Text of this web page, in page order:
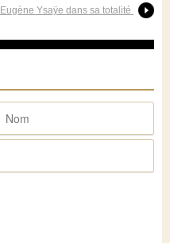
Eugène Ysaÿe dans sa totalité